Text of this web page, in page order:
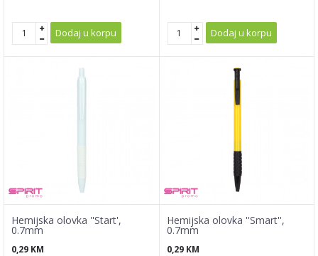
Dodaj u korpu Dodaj u korpu
Hemijska olovka ''Start',
0.7mm
0,29 KM
Hemijska olovka ''Smart'',
0.7mm
0,29 KM